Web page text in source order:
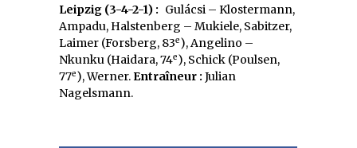
Leipzig (3-4-2-1) : Gulácsi – Klostermann,
Ampadu, Halstenberg – Mukiele, Sabitzer,
Laimer (Forsberg, 83e), Angelino –
Nkunku (Haidara, 74e), Schick (Poulsen,
77e), Werner.Entraîneur : Julian
Nagelsmann.